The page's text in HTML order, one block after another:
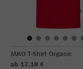
JAKO T-Shirt Organic
ab 17,18 €